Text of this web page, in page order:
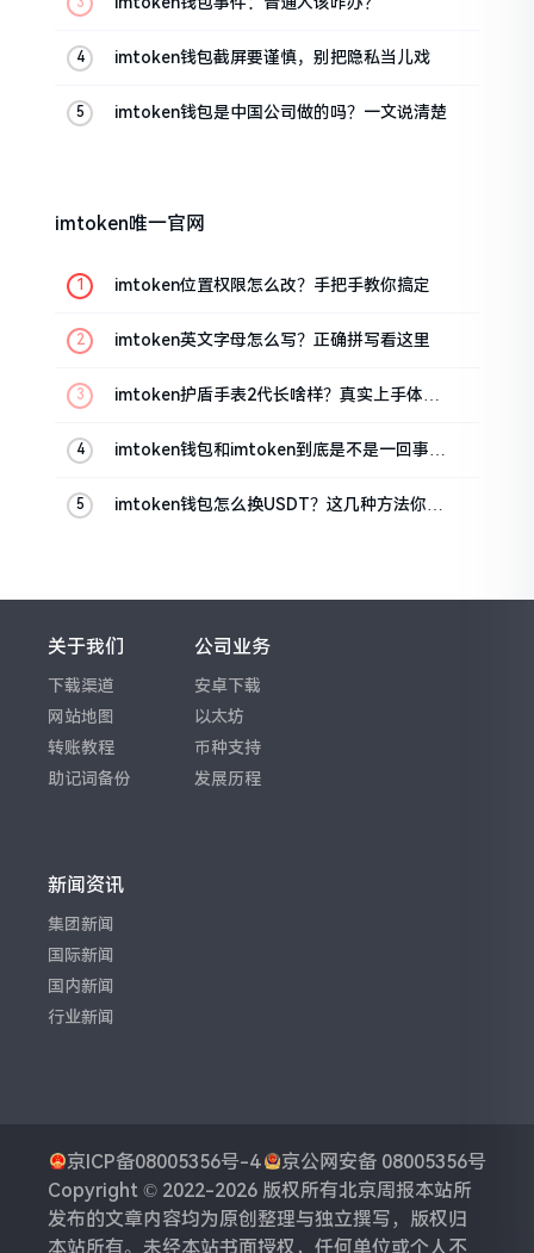
imtoken钱包截屏要谨慎，别把隐私当儿戏
imtoken钱包是中国公司做的吗？一文说清楚
imtoken唯一官网
imtoken位置权限怎么改？手把手教你搞定
imtoken英文字母怎么写？正确拼写看这里
imtoken护盾手表2代长啥样？真实上手体验
imtoken钱包和imtoken到底是不是一回事？
imtoken钱包怎么换USDT？这几种方法你得
关于我们
下载渠道
网站地图
转账教程
助记词备份
公司业务
安卓下载
以太坊
币种支持
发展历程
新闻资讯
集团新闻
国际新闻
国内新闻
行业新闻
京ICP备08005356号-4
京公网安备 08005356号
Copyright © 2022-2026 版权所有北京周报本站所
发布的文章内容均为原创整理与独立撰写，版权归
本站所有。未经本站书面授权，任何单位或个人不